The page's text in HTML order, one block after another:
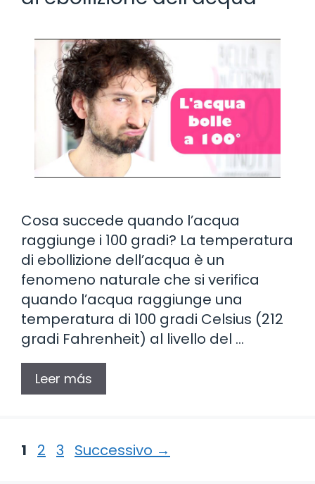
Cosa succede quando l’acqua
raggiunge i 100 gradi? La temperatura
di ebollizione dell’acqua è un
fenomeno naturale che si verifica
quando l’acqua raggiunge una
temperatura di 100 gradi Celsius (212
gradi Fahrenheit) al livello del …
Leer más
Pagina
1 Pagina
2 Pagina
3 Successivo →